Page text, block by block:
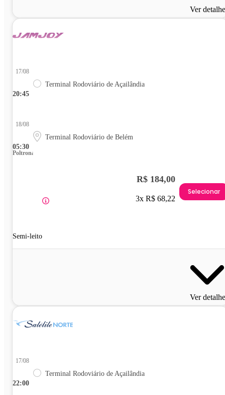
Ver
20:45
17/08
Terminal Rodoviário de Açailândia
05:30
18/08
Terminal Rodoviário de Belém
Poltrona
Semi-leito
R$ 184,00
3x R$ 68,22
Selecionar
Ver
22:00
17/08
Terminal Rodoviário de Açailândia